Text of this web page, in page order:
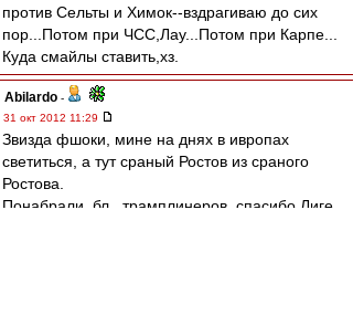
против Сельты и Химок--вздрагиваю до сих
пор...Потом при ЧСС,Лау...Потом при Карпе...
Куда смайлы ставить,хз.
Abilardo -
31 окт 2012 11:29
Звизда фшоки, мине на днях в ивропах
светиться, а тут сраный Ростов из сраного
Ростова.
Понабрали, бл., трамплинеров, спасибо Лиге